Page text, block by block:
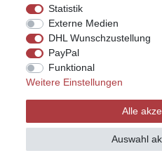
Statistik
Externe Medien
DHL Wunschzustellung
PayPal
Funktional
Weitere Einstellungen
Alle
Auswahl
Vertrag